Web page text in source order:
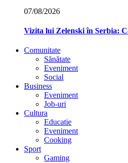
07/08/2026
Vizita lui Zelenski în Serbia:
Comunitate
Sănătate
Eveniment
Social
Business
Eveniment
Job-uri
Cultura
Educatie
Eveniment
Cooking
Sport
Gaming